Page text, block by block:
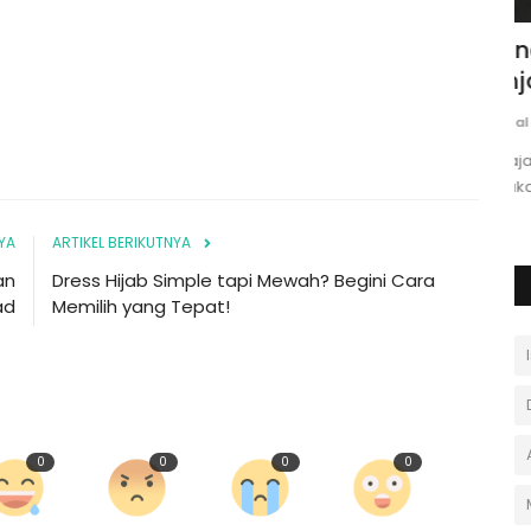
ARTIKEL BERIKUTNYA
Dress Hijab Simple tapi Mewah? Begini Cara
Memilih yang Tepat!
0 0 0 0